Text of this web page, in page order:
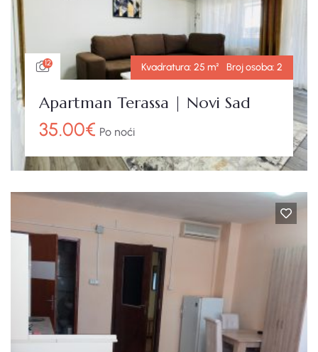
12 Kvadratura: 25 m² Broj osoba: 2
Apartman Terassa | Novi Sad
35.00€ Po noći